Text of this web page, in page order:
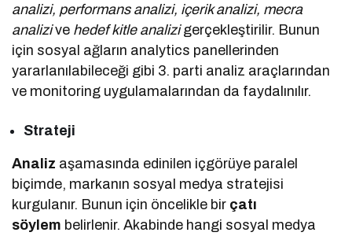
analizi, performans analizi, içerik analizi, mecra
analizive hedef kitle analizigerçekleştirilir. Bunun
için sosyal ağların analytics panellerinden
yararlanılabileceği gibi 3. parti analiz araçlarından
ve monitoring uygulamalarından da faydalınılır.
Strateji
Analiz aşamasında edinilen içgörüye paralel
biçimde, markanın sosyal medya stratejisi
kurgulanır. Bunun için öncelikle bir çatı
söylem belirlenir. Akabinde hangi sosyal medya